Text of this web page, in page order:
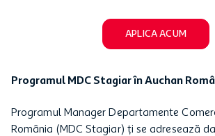
APLICA ACUM
Programul MDC Stagiar în Auchan
Programul Manager Departamente
România (MDC Stagiar) ți se adresează